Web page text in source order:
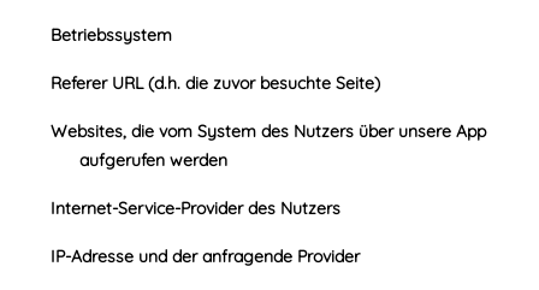
Betriebssystem
Referer URL (d.h. die zuvor besuchte Seite)
Websites, die vom System des Nutzers über unsere App
aufgerufen werden
Internet-Service-Provider des Nutzers
IP-Adresse und der anfragende Provider